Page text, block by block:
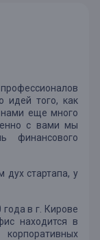
идей того, как
нами еще много
с вами мы
финансового
дух стартапа, у
в г. Кирове
находится в